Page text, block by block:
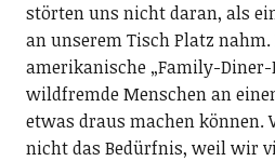
störten uns nicht daran, als
an unserem Tisch Platz
amerikanische „Family-
wildfremde Menschen an
etwas draus machen
nicht das Bedürfnis, weil wir